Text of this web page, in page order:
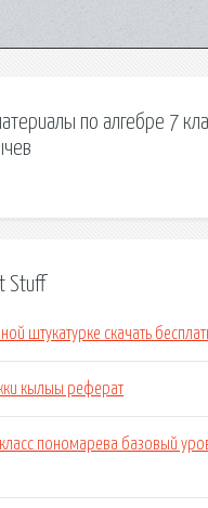
по алгебре 7
Stuff
штукатурке скачать
кылыы реферат
пономарева базовый